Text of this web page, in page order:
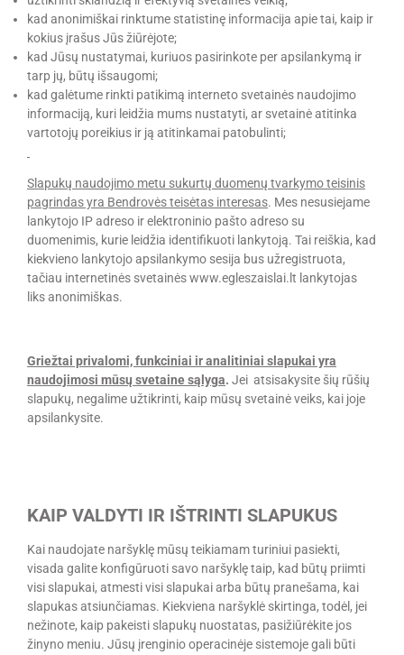
kad anonimiškai rinktume statistinę informacija apie tai, kaip ir
kokius įrašus Jūs žiūrėjote;
kad Jūsų nustatymai, kuriuos pasirinkote per apsilankymą ir
tarp jų, būtų išsaugomi;
kad galėtume rinkti patikimą interneto svetainės naudojimo
informaciją, kuri leidžia mums nustatyti, ar svetainė atitinka
vartotojų poreikius ir ją atitinkamai patobulinti;
Slapukų naudojimo metu sukurtų duomenų tvarkymo teisinis
pagrindas yra Bendrovės teisėtas interesas. Mes nesusiejame
lankytojo IP adreso ir elektroninio pašto adreso su
duomenimis, kurie leidžia identifikuoti lankytoją. Tai reiškia, kad
kiekvieno lankytojo apsilankymo sesija bus užregistruota,
tačiau internetinės svetainės www.egleszaislai.lt lankytojas
liks anonimiškas.
Griežtai privalomi, funkciniai ir analitiniai slapukai yra
naudojimosi mūsų svetaine sąlyga. Jei atsisakysite šių rūšių
slapukų, negalime užtikrinti, kaip mūsų svetainė veiks, kai joje
apsilankysite.
KAIP VALDYTI IR IŠTRINTI SLAPUKUS
Kai naudojate naršyklę mūsų teikiamam turiniui pasiekti,
visada galite konfigūruoti savo naršyklę taip, kad būtų priimti
visi slapukai, atmesti visi slapukai arba būtų pranešama, kai
slapukas atsiunčiamas. Kiekviena naršyklė skirtinga, todėl, jei
nežinote, kaip pakeisti slapukų nuostatas, pasižiūrėkite jos
žinyno meniu. Jūsų įrenginio operacinėje sistemoje gali būti